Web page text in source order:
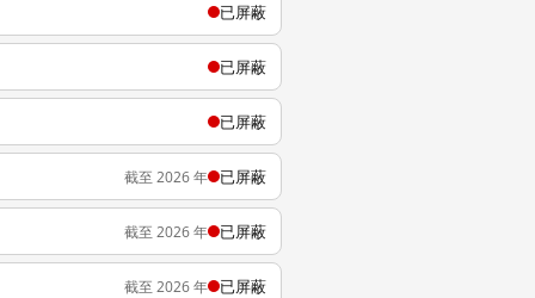
已屏蔽
已屏蔽
已屏蔽
截至 2026 年 已屏蔽
截至 2026 年 已屏蔽
截至 2026 年 已屏蔽